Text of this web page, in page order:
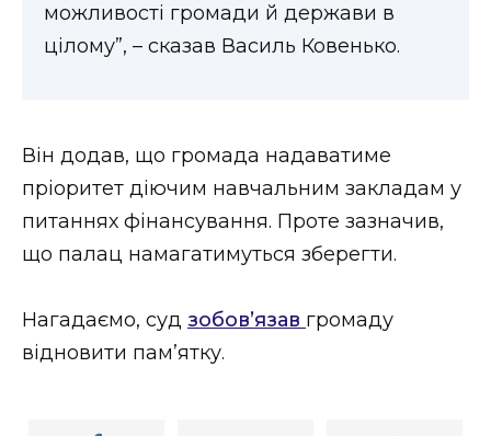
можливості громади й держави в
цілому”, – сказав Василь Ковенько.
Він додав, що громада надаватиме
пріоритет діючим навчальним закладам у
питаннях фінансування. Проте зазначив,
що палац намагатимуться зберегти.
Нагадаємо, суд зобов’язав громаду
відновити пам’ятку.